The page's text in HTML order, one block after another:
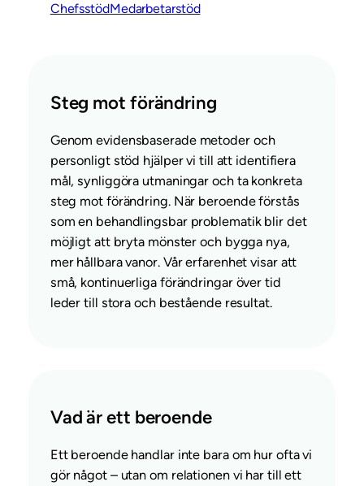
ChefsstödMedarbetarstöd
Steg mot förändring
Genom evidensbaserade metoder och
personligt stöd hjälper vi till att identifiera
mål, synliggöra utmaningar och ta konkreta
steg mot förändring. När beroende förstås
som en behandlingsbar problematik blir det
möjligt att bryta mönster och bygga nya,
mer hållbara vanor. Vår erfarenhet visar att
små, kontinuerliga förändringar över tid
leder till stora och bestående resultat.
Vad är ett beroende
Ett beroende handlar inte bara om hur ofta vi
gör något – utan om relationen vi har till ett